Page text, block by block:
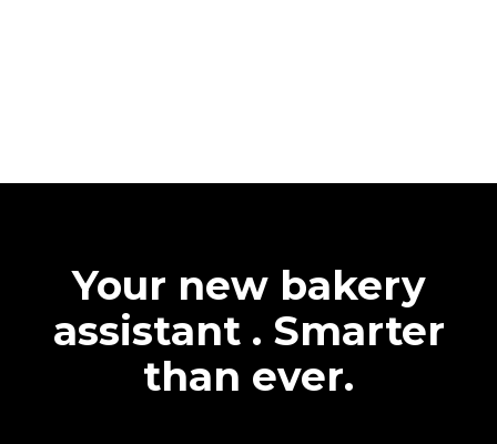
Your new bakery
assistant . Smarter
than ever.